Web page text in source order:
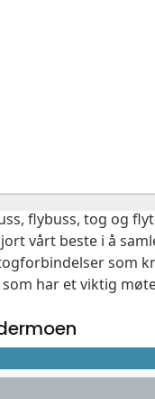
flybuss, tog og
vårt beste i å
som
har et viktig